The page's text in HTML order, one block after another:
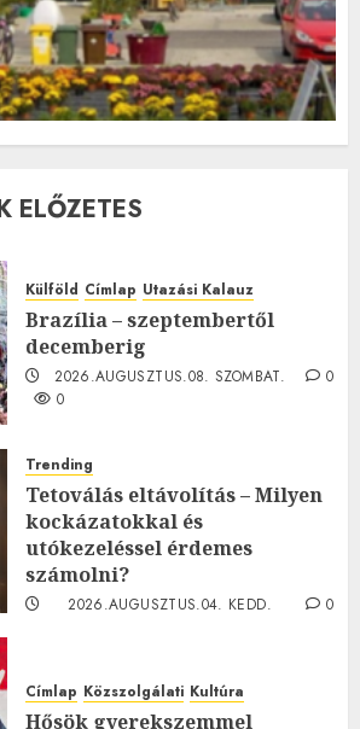
ELŐZETES
Külföld Címlap Utazási Kalauz
Brazília – szeptembertől
decemberig
2026.AUGUSZTUS.08. SZOMBAT.
0
0
Trending
Tetoválás eltávolítás – Milyen
kockázatokkal és
utókezeléssel érdemes
számolni?
2026.AUGUSZTUS.04. KEDD.
0
Címlap Közszolgálati Kultúra
Hősök gyerekszemmel